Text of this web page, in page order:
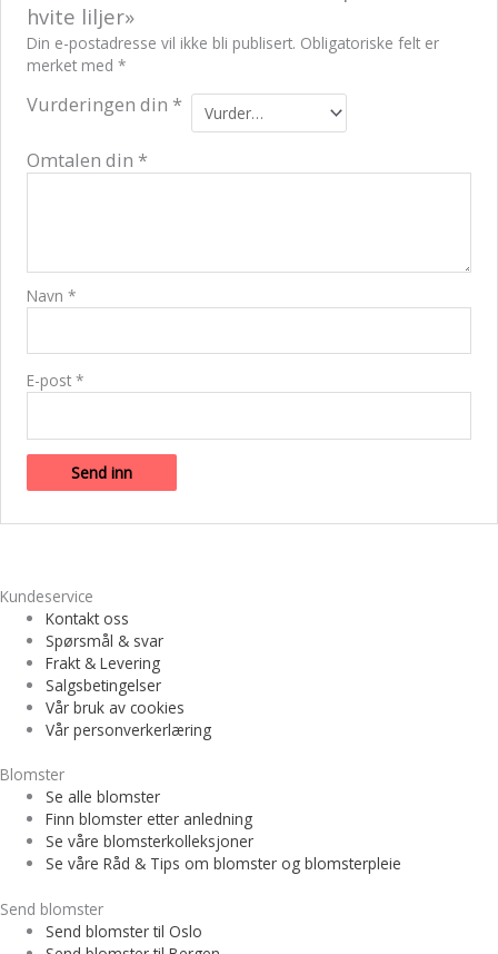
hvite liljer»
Din e-postadresse vil ikke bli publisert. Obligatoriske felt er
merket med *
Vurderingen din *
Omtalen din *
Navn *
E-post *
Kundeservice
Kontakt oss
Spørsmål & svar
Frakt & Levering
Salgsbetingelser
Vår bruk av cookies
Vår personverkerlæring
Blomster
Se alle blomster
Finn blomster etter anledning
Se våre blomsterkolleksjoner
Se våre Råd & Tips om blomster og blomsterpleie
Send blomster
Send blomster til Oslo